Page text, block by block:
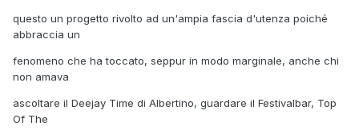
questo un progetto rivolto ad un'ampia fascia d'utenza poiché
abbraccia un
fenomeno che ha toccato, seppur in modo marginale, anche chi
non amava
ascoltare il Deejay Time di Albertino, guardare il Festivalbar, Top
Of The